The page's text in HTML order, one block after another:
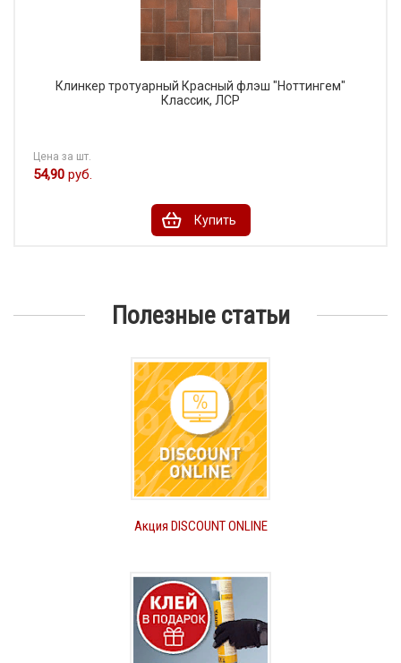
Клинкер тротуарный Красный флэш "Ноттингем"
Классик, ЛСР
Цена за шт.
54,90 руб.
Купить
Полезные статьи
Акция DISCOUNT ONLINE